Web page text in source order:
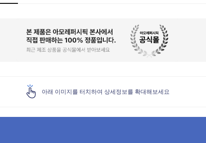
아래 이미지를 터치하여 상세정보를 확대해보세요